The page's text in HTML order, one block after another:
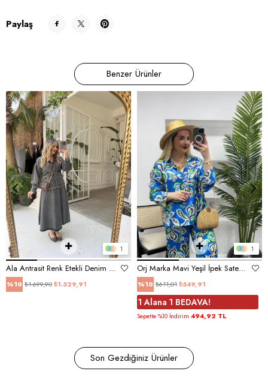
Paylaş
Benzer Ürünler
1
Ala Antrasit Renk Etekli Denim Takım
%10 ₺1.529,91
₺1.699,90
1
Orj Marka Mavi Yeşil İpek Saten Takım
%10 ₺549,91
₺611,01
1 Alana 1 BEDAVA!
Sepette %10 İndirim 494,92 TL
Son Gezdiğiniz Ürünler